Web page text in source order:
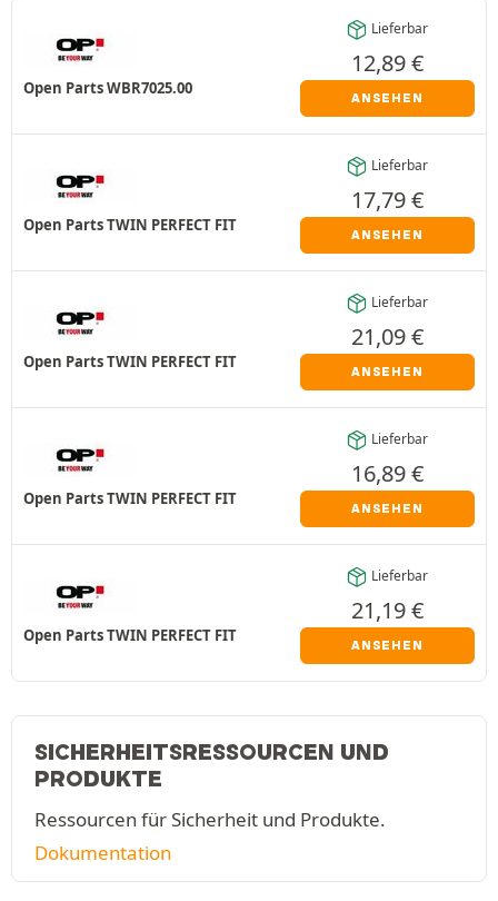
Open Parts WBR7025.00
Lieferbar
12,89€
ANSEHEN
Open Parts TWIN PERFECT FIT
Lieferbar
17,79€
ANSEHEN
Open Parts TWIN PERFECT FIT
Lieferbar
21,09€
ANSEHEN
Open Parts TWIN PERFECT FIT
Lieferbar
16,89€
ANSEHEN
Open Parts TWIN PERFECT FIT
Lieferbar
21,19€
ANSEHEN
SICHERHEITSRESSOURCEN UND
PRODUKTE
Ressourcen für Sicherheit und Produkte.
Dokumentation